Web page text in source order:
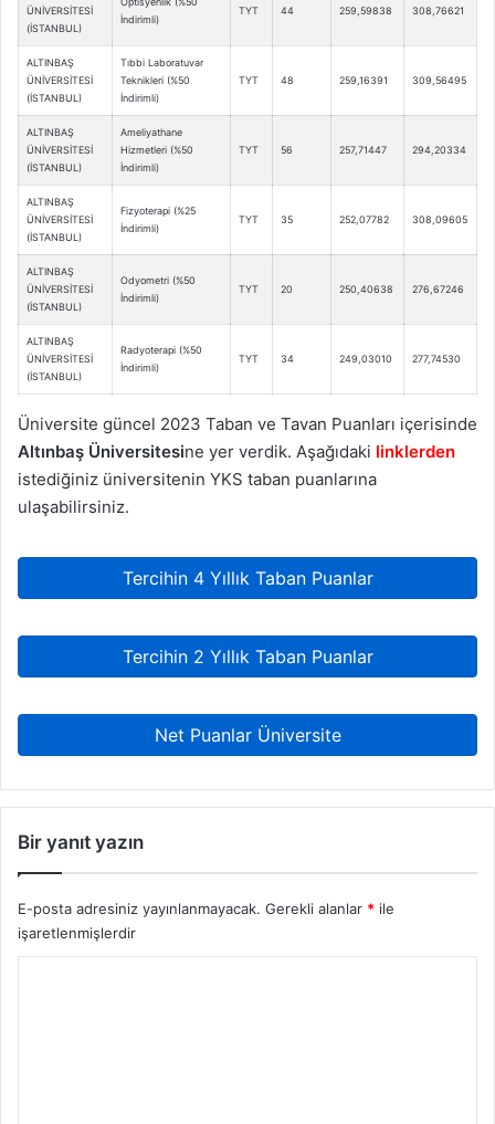
ÜNİVERSİTESİ
(İSTANBUL)
İndirimli)
TYT 44 259,59838 308,76621
ALTINBAŞ
ÜNİVERSİTESİ
(İSTANBUL)
Tıbbi Laboratuvar
Teknikleri (%50
İndirimli)
TYT 48 259,16391 309,56495
ALTINBAŞ
ÜNİVERSİTESİ
(İSTANBUL)
Ameliyathane
Hizmetleri (%50
İndirimli)
TYT 56 257,71447 294,20334
ALTINBAŞ
ÜNİVERSİTESİ
(İSTANBUL)
Fizyoterapi (%25
İndirimli)
TYT 35 252,07782 308,09605
ALTINBAŞ
ÜNİVERSİTESİ
(İSTANBUL)
Odyometri (%50
İndirimli)
TYT 20 250,40638 276,67246
ALTINBAŞ
ÜNİVERSİTESİ
(İSTANBUL)
Radyoterapi (%50
İndirimli)
TYT 34 249,03010 277,74530
Üniversite güncel 2023 Taban ve Tavan Puanları içerisinde
Altınbaş Üniversitesine yer verdik. Aşağıdaki linklerden
istediğiniz üniversitenin YKS taban puanlarına
ulaşabilirsiniz.
Tercihin 4 Yıllık Taban Puanlar
Tercihin 2 Yıllık Taban Puanlar
Net Puanlar Üniversite
Bir yanıt yazın
E-posta adresiniz yayınlanmayacak. Gerekli alanlar * ile
işaretlenmişlerdir